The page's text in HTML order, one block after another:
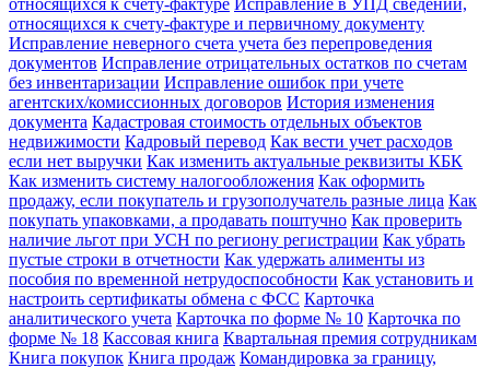
относящихся к счету-фактуре Исправление в УПД сведений,
относящихся к счету-фактуре и первичному документу
Исправление неверного счета учета без перепроведения
документов Исправление отрицательных остатков по счетам
без инвентаризации Исправление ошибок при учете
агентских/комиссионных договоров История изменения
документа Кадастровая стоимость отдельных объектов
недвижимости Кадровый перевод Как вести учет расходов
если нет выручки Как изменить актуальные реквизиты КБК
Как изменить систему налогообложения Как оформить
продажу, если покупатель и грузополучатель разные лица Как
покупать упаковками, а продавать поштучно Как проверить
наличие льгот при УСН по региону регистрации Как убрать
пустые строки в отчетности Как удержать алименты из
пособия по временной нетрудоспособности Как установить и
настроить сертификаты обмена с ФСС Карточка
аналитического учета Карточка по форме № 10 Карточка по
форме № 18 Кассовая книга Квартальная премия сотрудникам
Книга покупок Книга продаж Командировка за границу,